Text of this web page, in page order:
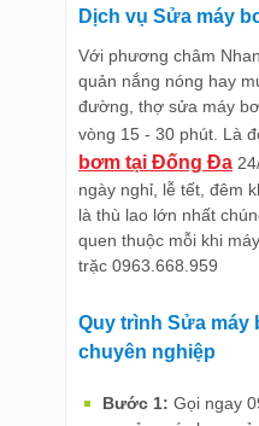
Dịch vụ Sửa máy
Với phương châm
quản nắng nóng hay
đường, thợ sửa máy
vòng 15 - 30 phút. Là
bơm tại Đống Đa
ngày nghỉ, lễ tết, đêm
là thù lao lớn nhất
quen thuộc mỗi khi
trặc 0963.668.959
Quy trình Sửa máy
chuyên nghiệp
Bước 1: Gọi ngay